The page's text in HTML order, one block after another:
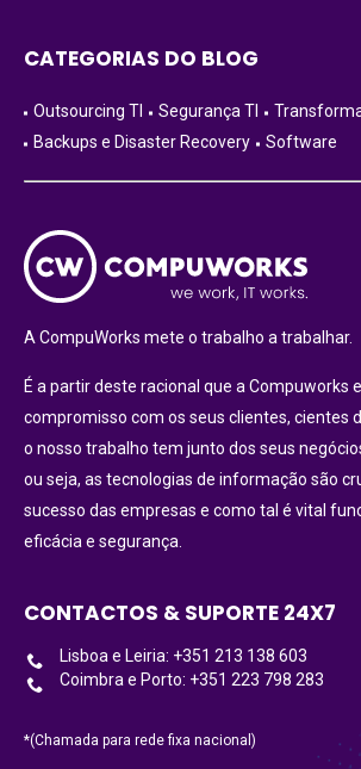
CATEGORIAS DO BLOG
Outsourcing TI Segurança TI
Backups e Disaster Recovery
Software
A CompuWorks mete o trabalho a trabalhar.
É a partir deste racional que a Compuworks
compromisso com os seus clientes, cientes
o nosso trabalho tem junto dos seus
ou seja, as tecnologias de informação são
sucesso das empresas e como tal é vital
eficácia e segurança.
CONTACTOS & SUPORTE 24X7
Lisboa e Leiria: +351 213 138 603
Coimbra e Porto: +351 223 798 283
*(Chamada para rede fixa nacional)